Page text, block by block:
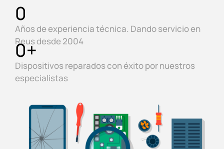
Años de experiencia técnica. Dando servicio en
Reus desde 2004
0
Dispositivos reparados con éxito por nuestros
especialistas
0+